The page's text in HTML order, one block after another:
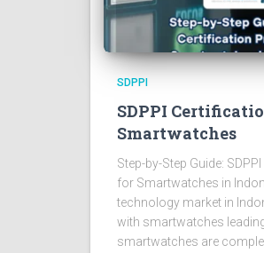
SDPPI
SDPPI
Smartwatches
Step-by-Step Guide:
for Smartwatches in
technology market in
with smartwatches
smartwatches are